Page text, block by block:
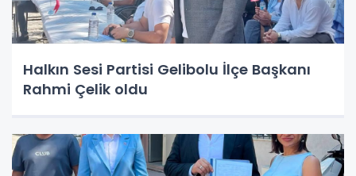
Halkın Sesi Partisi Gelibolu İlçe Başkanı
Rahmi Çelik oldu